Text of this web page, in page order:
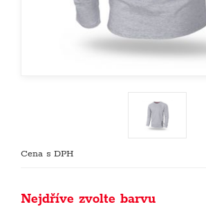
Cena s DPH
Nejdříve zvolte barvu